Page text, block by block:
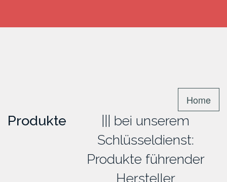
Home
Produkte
bei unserem
Schlüsseldienst:
Produkte führender
Hersteller